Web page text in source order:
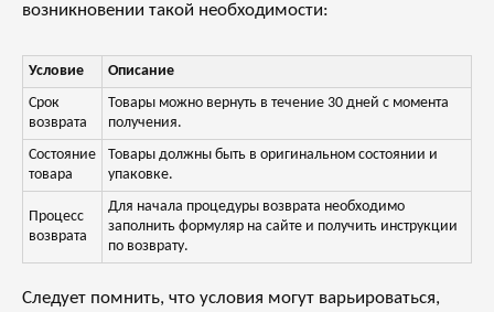
возникновении такой необходимости:
Условие
Описание
Срок
возврата
Товары можно вернуть в течение 30 дней с момента
получения.
Состояние
товара
Товары должны быть в оригинальном состоянии и
упаковке.
Процесс
возврата
Для начала процедуры возврата необходимо
заполнить формуляр на сайте и получить инструкции
по возврату.
Следует помнить, что условия могут варьироваться,